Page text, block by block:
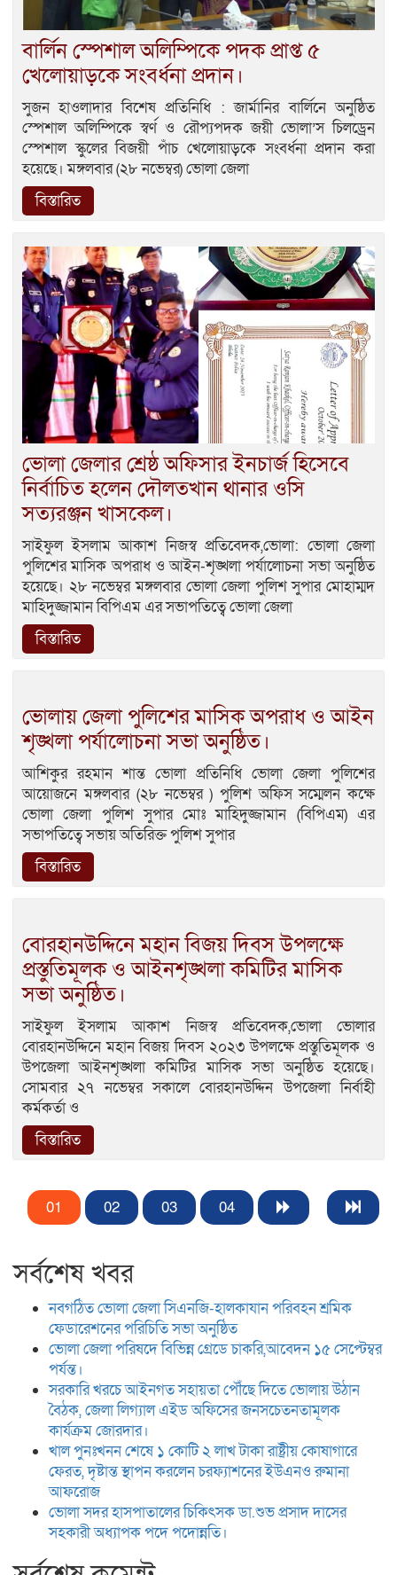
বার্লিন স্পেশাল অলিম্পিকে পদক প্রাপ্ত ৫
খেলোয়াড়কে সংবর্ধনা প্রদান।
সুজন হাওলাদার বিশেষ প্রতিনিধি : জার্মানির বার্লিনে অনুষ্ঠিত
স্পেশাল অলিম্পিকে স্বর্ণ ও রৌপ্যপদক জয়ী ভোলা’স চিলড্রেন
স্পেশাল স্কুলের বিজয়ী পাঁচ খেলোয়াড়কে সংবর্ধনা প্রদান করা
হয়েছে। মঙ্গলবার (২৮ নভেম্বর) ভোলা জেলা
বিস্তারিত
ভোলা জেলার শ্রেষ্ঠ অফিসার ইনচার্জ হিসেবে
নির্বাচিত হলেন দৌলতখান থানার ওসি
সত্যরঞ্জন খাসকেল।
সাইফুল ইসলাম আকাশ নিজস্ব প্রতিবেদক,ভোলা: ভোলা জেলা
পুলিশের মাসিক অপরাধ ও আইন-শৃঙ্খলা পর্যালোচনা সভা অনুষ্ঠিত
হয়েছে। ২৮ নভেম্বর মঙ্গলবার ভোলা জেলা পুলিশ সুপার মোহাম্মদ
মাহিদুজ্জামান বিপিএম এর সভাপতিত্বে ভোলা জেলা
বিস্তারিত
ভোলায় জেলা পুলিশের মাসিক অপরাধ ও আইন
শৃঙ্খলা পর্যালোচনা সভা অনুষ্ঠিত।
আশিকুর রহমান শান্ত ভোলা প্রতিনিধি ভোলা জেলা পুলিশের
আয়োজনে মঙ্গলবার (২৮ নভেম্বর ) পুলিশ অফিস সম্মেলন কক্ষে
ভোলা জেলা পুলিশ সুপার মোঃ মাহিদুজ্জামান (বিপিএম) এর
সভাপতিত্বে সভায় অতিরিক্ত পুলিশ সুপার
বিস্তারিত
বোরহানউদ্দিনে মহান বিজয় দিবস উপলক্ষে
প্রস্তুতিমূলক ও আইনশৃঙ্খলা কমিটির মাসিক
সভা অনুষ্ঠিত।
সাইফুল ইসলাম আকাশ নিজস্ব প্রতিবেদক,ভোলা ভোলার
বোরহানউদ্দিনে মহান বিজয় দিবস ২০২৩ উপলক্ষে প্রস্তুতিমূলক ও
উপজেলা আইনশৃঙ্খলা কমিটির মাসিক সভা অনুষ্ঠিত হয়েছে।
সোমবার ২৭ নভেম্বর সকালে বোরহানউদ্দিন উপজেলা নির্বাহী
কর্মকর্তা ও
বিস্তারিত
01 02 03 04
সর্বশেষ খবর
নবগঠিত ভোলা জেলা সিএনজি-হালকাযান পরিবহন শ্রমিক
ফেডারেশনের পরিচিতি সভা অনুষ্ঠিত
ভোলা জেলা পরিষদে বিভিন্ন গ্রেডে চাকরি,আবেদন ১৫ সেপ্টেম্বর
পর্যন্ত।
সরকারি খরচে আইনগত সহায়তা পৌঁছে দিতে ভোলায় উঠান
বৈঠক, জেলা লিগ্যাল এইড অফিসের জনসচেতনতামূলক
কার্যক্রম জোরদার।
খাল পুনঃখনন শেষে ১ কোটি ২ লাখ টাকা রাষ্ট্রীয় কোষাগারে
ফেরত, দৃষ্টান্ত স্থাপন করলেন চরফ্যাশনের ইউএনও রুমানা
আফরোজ
ভোলা সদর হাসপাতালের চিকিৎসক ডা.শুভ প্রসাদ দাসের
সহকারী অধ্যাপক পদে পদোন্নতি।